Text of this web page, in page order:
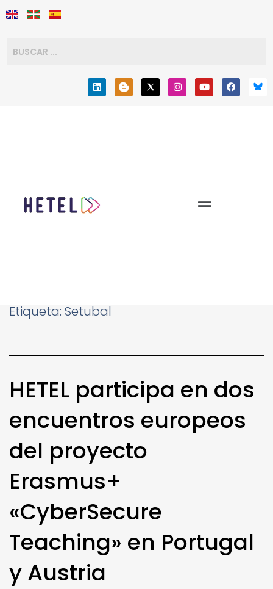
Etiqueta: Setubal
HETEL participa en dos
encuentros europeos
del proyecto
Erasmus+
«CyberSecure
Teaching» en Portugal
y Austria